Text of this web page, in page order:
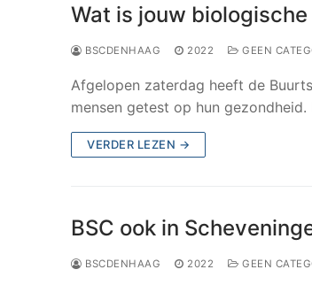
Wat is jouw
BSCDENHAAG 2022 GEEN
Afgelopen zaterdag heeft de
mensen getest op hun
VERDER LEZEN →
BSC ook in
BSCDENHAAG 2022 GEEN